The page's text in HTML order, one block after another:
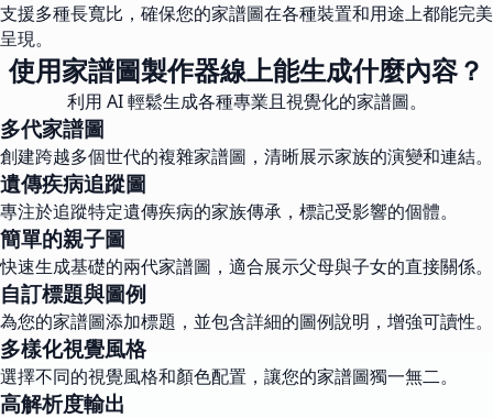
支援多種長寬比，確保您的家譜圖在各種裝置和用途上都能完美
呈現。
使用家譜圖製作器線上能生成什麼內容？
利用 AI 輕鬆生成各種專業且視覺化的家譜圖。
多代家譜圖
創建跨越多個世代的複雜家譜圖，清晰展示家族的演變和連結。
遺傳疾病追蹤圖
專注於追蹤特定遺傳疾病的家族傳承，標記受影響的個體。
簡單的親子圖
快速生成基礎的兩代家譜圖，適合展示父母與子女的直接關係。
自訂標題與圖例
為您的家譜圖添加標題，並包含詳細的圖例說明，增強可讀性。
多樣化視覺風格
選擇不同的視覺風格和顏色配置，讓您的家譜圖獨一無二。
高解析度輸出